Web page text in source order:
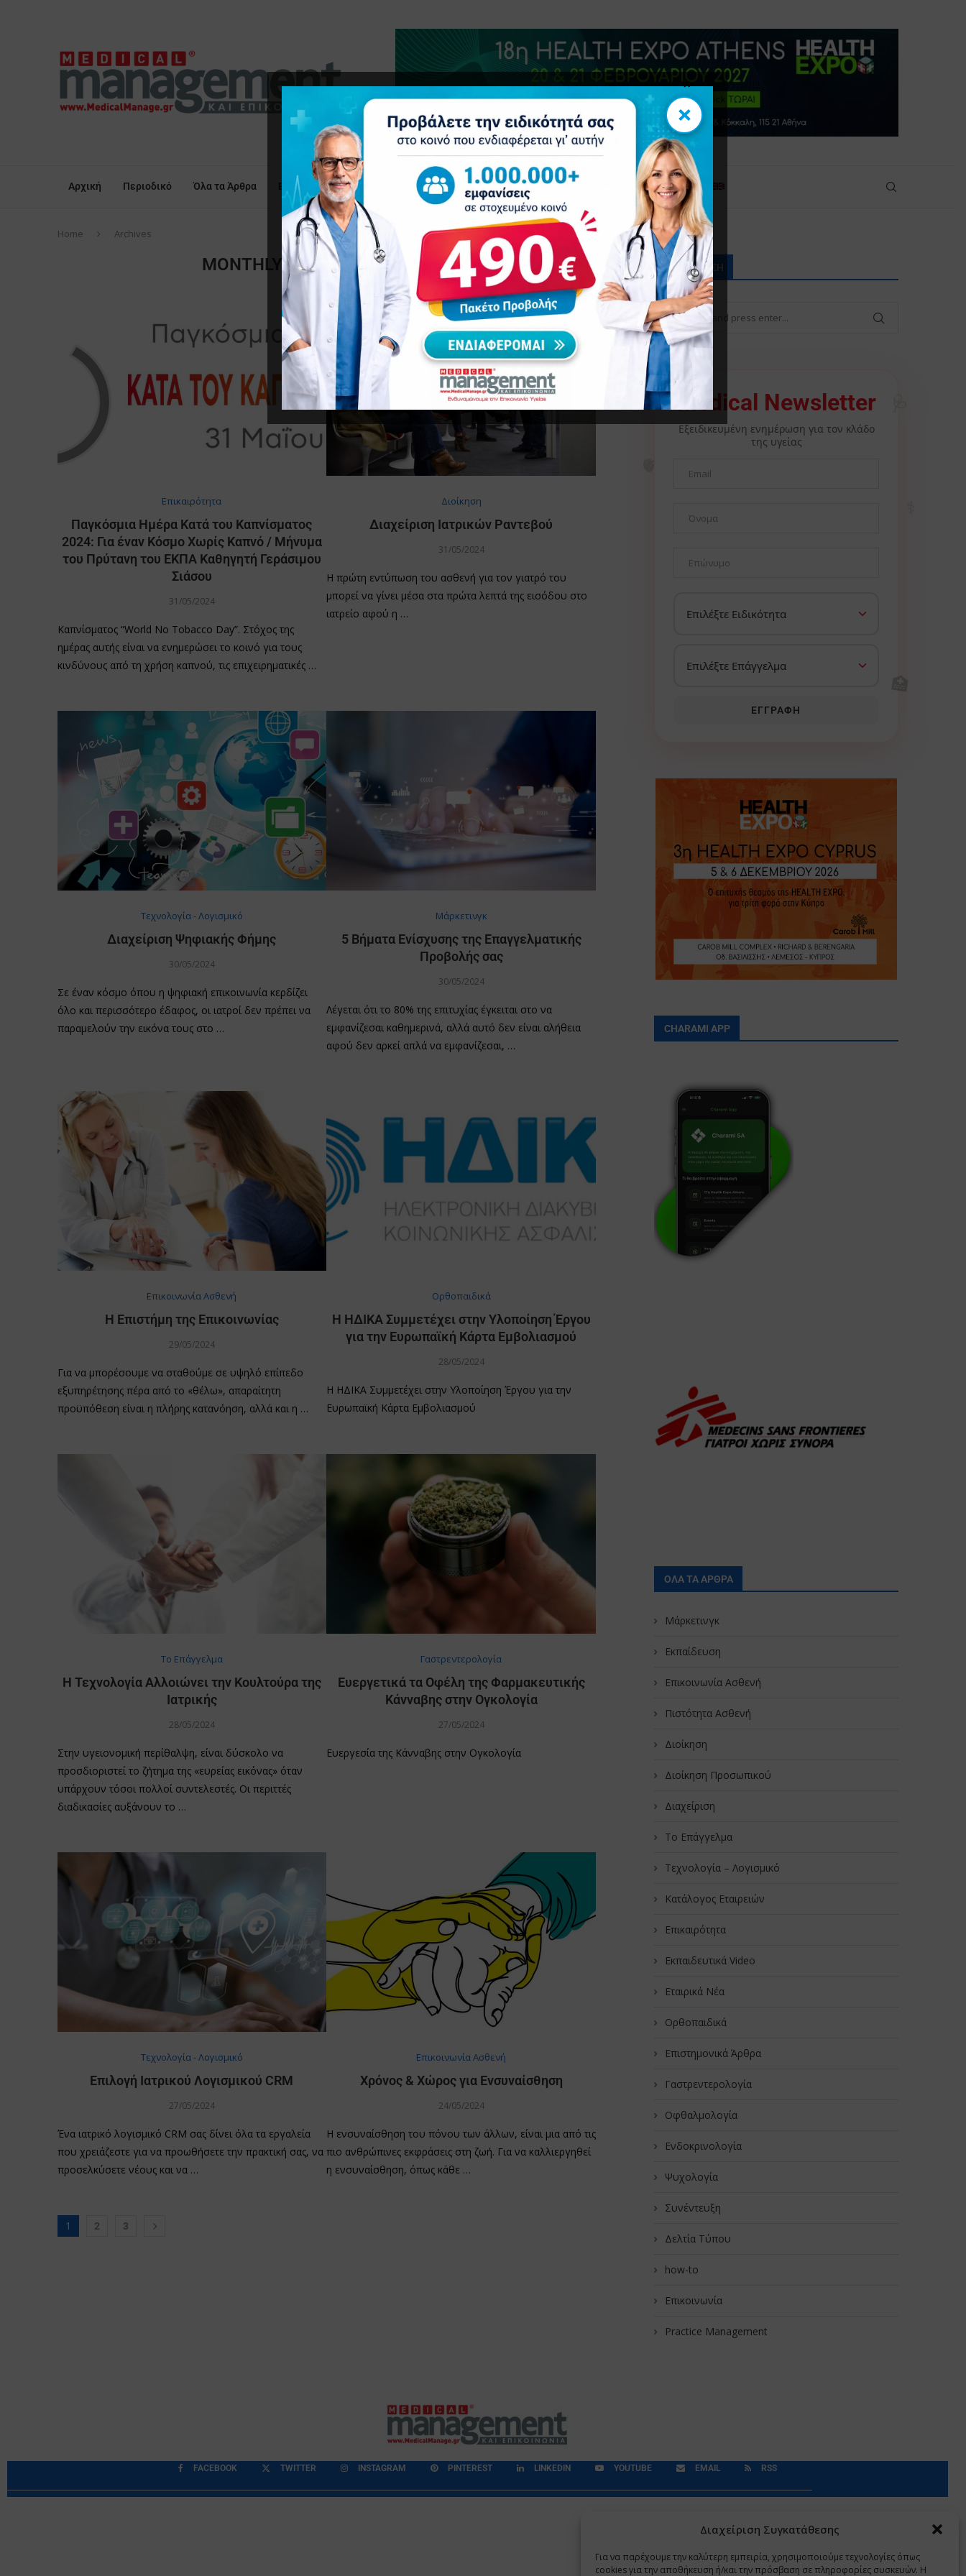
Διαχείριση Συγκατάθεσης
Για να παρέχουμε την καλύτερη εμπειρία, χρησιμοποιούμε τεχνολογίες όπως
cookies για την αποθήκευση ή/και την πρόσβαση σε πληροφορίες συσκευών. Η
Αρχική Περιοδικό Όλα τα Άρθρα Επικαιρότητα Δελτία Τύπου Προβολή Ιατρού Συνέδρια Επικοινωνία
Home Archives
MONTHLY ARCHIVESΜΆΙΟΣ 2024
Επικαιρότητα
Παγκόσμια Ημέρα Κατά του Καπνίσματος
2024: Για έναν Κόσμο Χωρίς Καπνό / Μήνυμα
του Πρύτανη του ΕΚΠΑ Καθηγητή Γεράσιμου
Σιάσου
31/05/2024
Καπνίσματος “World No Tobacco Day”. Στόχος της
ημέρας αυτής είναι να ενημερώσει το κοινό για τους
κινδύνους από τη χρήση καπνού, τις επιχειρηματικές …
Διοίκηση
Διαχείριση Ιατρικών Ραντεβού
31/05/2024
Η πρώτη εντύπωση του ασθενή για τον γιατρό του
μπορεί να γίνει μέσα στα πρώτα λεπτά της εισόδου στο
ιατρείο αφού η …
Τεχνολογία - Λογισμικό
Διαχείριση Ψηφιακής Φήμης
30/05/2024
Σε έναν κόσμο όπου η ψηφιακή επικοινωνία κερδίζει
όλο και περισσότερο έδαφος, οι ιατροί δεν πρέπει να
παραμελούν την εικόνα τους στο …
Μάρκετινγκ
5 Βήματα Ενίσχυσης της Επαγγελματικής
Προβολής σας
30/05/2024
Λέγεται ότι το 80% της επιτυχίας έγκειται στο να
εμφανίζεσαι καθημερινά, αλλά αυτό δεν είναι αλήθεια
αφού δεν αρκεί απλά να εμφανίζεσαι, …
Επικοινωνία Ασθενή
Η Επιστήμη της Επικοινωνίας
29/05/2024
Για να μπορέσουμε να σταθούμε σε υψηλό επίπεδο
εξυπηρέτησης πέρα από το «θέλω», απαραίτητη
προϋπόθεση είναι η πλήρης κατανόηση, αλλά και η …
Oρθοπαιδικά
Η ΗΔΙΚΑ Συμμετέχει στην Υλοποίηση Έργου
για την Ευρωπαϊκή Κάρτα Εμβολιασμού
28/05/2024
Η ΗΔΙΚΑ Συμμετέχει στην Υλοποίηση Έργου για την
Ευρωπαϊκή Κάρτα Εμβολιασμού
Το Επάγγελμα
Η Τεχνολογία Αλλοιώνει την Κουλτούρα της
Ιατρικής
28/05/2024
Στην υγειονομική περίθαλψη, είναι δύσκολο να
προσδιοριστεί το ζήτημα της «ευρείας εικόνας» όταν
υπάρχουν τόσοι πολλοί συντελεστές. Οι περιττές
διαδικασίες αυξάνουν το …
Γαστρεντερολογία
Ευεργετικά τα Οφέλη της Φαρμακευτικής
Κάνναβης στην Ογκολογία
27/05/2024
Ευεργεσία της Κάνναβης στην Ογκολογία
Τεχνολογία - Λογισμικό
Επιλογή Ιατρικoύ Λογισμικού CRM
27/05/2024
Ένα ιατρικό λογισμικό CRM σας δίνει όλα τα εργαλεία
που χρειάζεστε για να προωθήσετε την πρακτική σας, να
προσελκύσετε νέους και να …
Επικοινωνία Ασθενή
Χρόνος & Χώρος για Ενσυναίσθηση
24/05/2024
Η ενσυναίσθηση του πόνου των άλλων, είναι μια από τις
πιο ανθρώπινες εκφράσεις στη ζωή. Για να καλλιεργηθεί
η ενσυναίσθηση, όπως κάθε …
1 2 3
ΑΝΑΖΉΤΗΣΗ
Medical Newsletter
Εξειδικευμένη ενημέρωση για τον κλάδο
της υγείας
ΕΓΓΡΑΦΉ
CHARAMI APP
ΟΛΑ ΤΑ ΑΡΘΡΑ
Μάρκετινγκ
Εκπαίδευση
Επικοινωνία Ασθενή
Πιστότητα Ασθενή
Διοίκηση
Διοίκηση Προσωπικού
Διαχείριση
Το Επάγγελμα
Τεχνολογία – Λογισμικό
Κατάλογος Εταιρειών
Επικαιρότητα
Εκπαιδευτικά Video
Εταιρικά Νέα
Oρθοπαιδικά
Επιστημονικά Άρθρα
Γαστρεντερολογία
Οφθαλμολογία
Ενδοκρινολογία
Ψυχολογία
Συνέντευξη
Δελτία Τύπου
how-to
Επικοινωνία
Practice Management
FACEBOOK TWITTER INSTAGRAM PINTEREST LINKEDIN YOUTUBE EMAIL RSS
×
×